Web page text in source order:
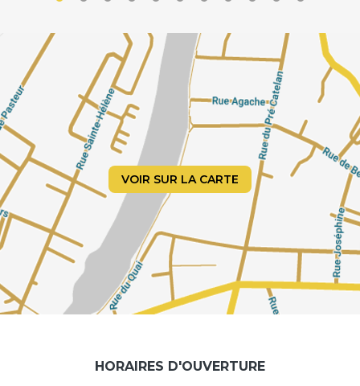
VOIR SUR LA CARTE
HORAIRES D'OUVERTURE